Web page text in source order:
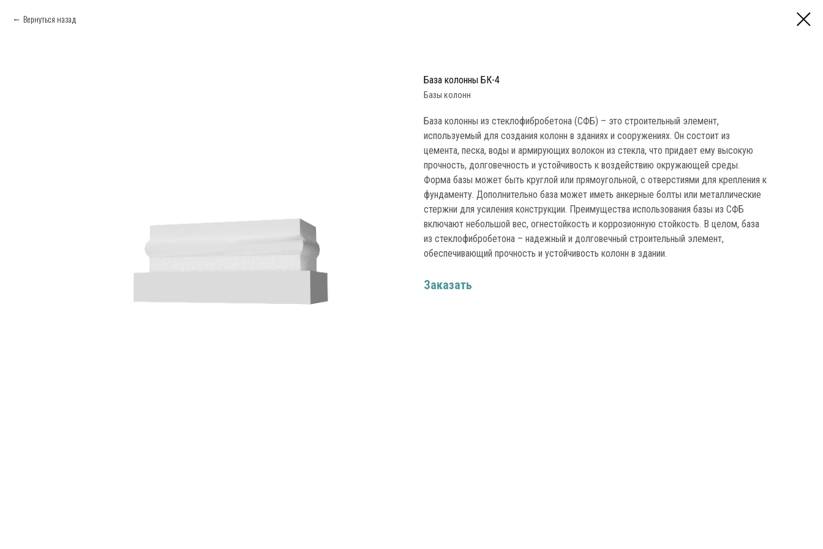
Вернуться назад
База колонны БК-4
Базы колонн
База колонны из стеклофибробетона (СФБ) – это строительный элемент,
используемый для создания колонн в зданиях и сооружениях. Он состоит из
цемента, песка, воды и армирующих волокон из стекла, что придает ему высокую
прочность, долговечность и устойчивость к воздействию окружающей среды.
Форма базы может быть круглой или прямоугольной, с отверстиями для крепления к
фундаменту. Дополнительно база может иметь анкерные болты или металлические
стержни для усиления конструкции. Преимущества использования базы из СФБ
включают небольшой вес, огнестойкость и коррозионную стойкость. В целом, база
из стеклофибробетона – надежный и долговечный строительный элемент,
обеспечивающий прочность и устойчивость колонн в здании.
Заказать